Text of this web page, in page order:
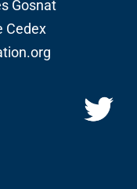
Gosnat
Cedex